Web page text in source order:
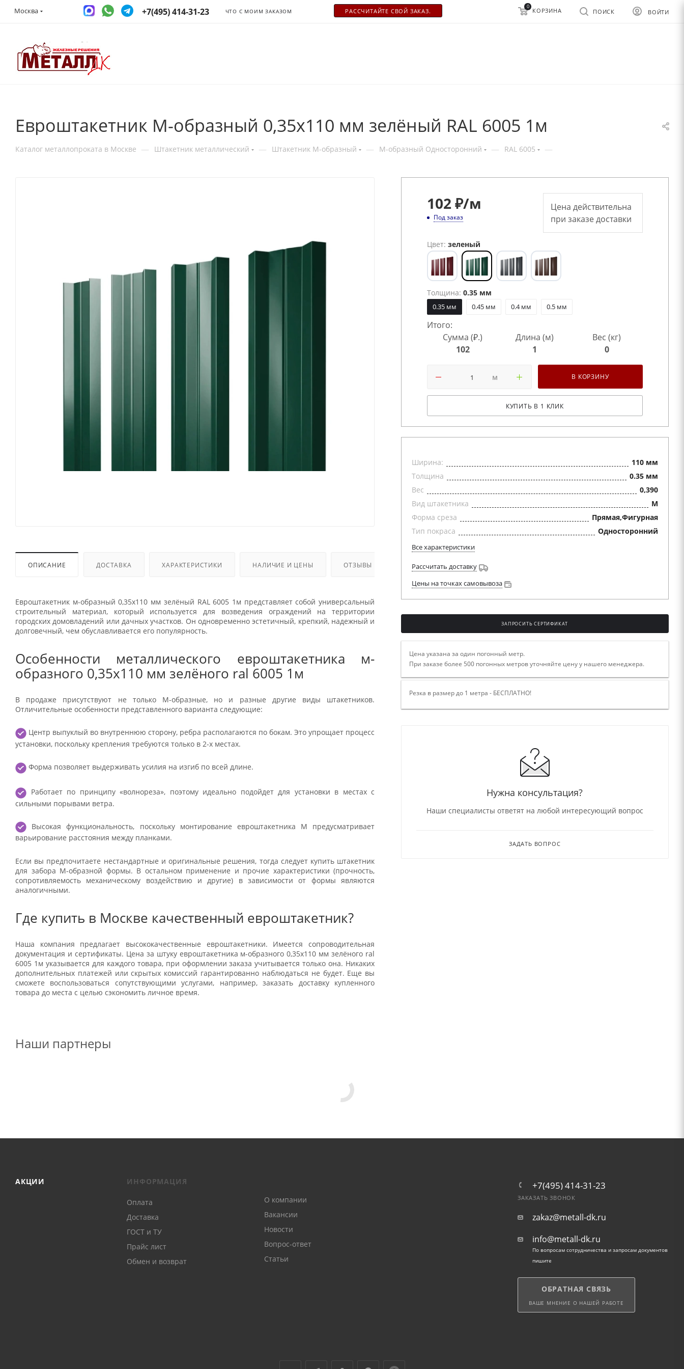
Москва +7(495) 414-31-23 ЧТО С МОИМ ЗАКАЗОМ РАСCЧИТАЙТЕ СВОЙ ЗАКАЗ. ВОЙТИ
ПОИСК
0
КОРЗИНА
Евроштакетник М-образный 0,35x110 мм зелёный RAL 6005 1м
Каталог металлопроката в Москве — Штакетник металлический — Штакетник М-образный — М-образный Односторонний — RAL 6005 —
ОПИСАНИЕ ДОСТАВКА ХАРАКТЕРИСТИКИ НАЛИЧИЕ И ЦЕНЫ ОТЗЫВЫ
Евроштакетник м-образный 0,35x110 мм зелёный RAL 6005 1м представляет собой универсальный
строительный материал, который используется для возведения ограждений на территории
городских домовладений или дачных участков. Он одновременно эстетичный, крепкий, надежный и
долговечный, чем обуславливается его популярность.
Особенности металлического евроштакетника м-
образного 0,35x110 мм зелёного ral 6005 1м
В продаже присутствуют не только М-образные, но и разные другие виды штакетников.
Отличительные особенности представленного варианта следующие:
Центр выпуклый во внутреннюю сторону, ребра располагаются по бокам. Это упрощает процесс
установки, поскольку крепления требуются только в 2-х местах.
Форма позволяет выдерживать усилия на изгиб по всей длине.
Работает по принципу «волнореза», поэтому идеально подойдет для установки в местах с
сильными порывами ветра.
Высокая функциональность, поскольку монтирование евроштакетника М предусматривает
варьирование расстояния между планками.
Если вы предпочитаете нестандартные и оригинальные решения, тогда следует купить штакетник
для забора М-образной формы. В остальном применение и прочие характеристики (прочность,
сопротивляемость механическому воздействию и другие) в зависимости от формы являются
аналогичными.
Где купить в Москве качественный евроштакетник?
Наша компания предлагает высококачественные евроштакетники. Имеется сопроводительная
документация и сертификаты. Цена за штуку евроштакетника м-образного 0,35x110 мм зелёного ral
6005 1м указывается для каждого товара, при оформлении заказа учитывается только она. Никаких
дополнительных платежей или скрытых комиссий гарантированно наблюдаться не будет. Еще вы
сможете воспользоваться сопутствующими услугами, например, заказать доставку купленного
товара до места с целью сэкономить личное время.
102 ₽/м
Под заказ
Цена действительна
при заказе доставки
Цвет: зеленый
Толщина: 0.35 мм
0.35 мм 0.45 мм 0.4 мм 0.5 мм
Итого:
Сумма (₽.)
102
Длина (м)
1
Вес (кг)
0
м В КОРЗИНУ
КУПИТЬ В 1 КЛИК
Ширина:
110 мм
Толщина
0.35 мм
Вес
0,390
Вид штакетника
М
Форма среза
Прямая,Фигурная
Тип покраса
Односторонний
Все характеристики
Рассчитать доставку
Цены на точках самовывоза
ЗАПРОСИТЬ СЕРТИФИКАТ
Цена указана за один погонный метр.
При заказе более 500 погонных метров уточняйте цену у нашего менеджера.
Резка в размер до 1 метра - БЕСПЛАТНО!
Нужна консультация?
Наши специалисты ответят на любой интересующий вопрос
ЗАДАТЬ ВОПРОС
Наши партнеры
АКЦИИ ИНФОРМАЦИЯ
Оплата
Доставка
ГОСТ и ТУ
Прайс лист
Обмен и возврат
О компании
Вакансии
Новости
Вопрос-ответ
Статьи
+7(495) 414-31-23
ЗАКАЗАТЬ ЗВОНОК
zakaz@metall-dk.ru
info@metall-dk.ru
По вопросам сотрудничества и запросам документов
пишите
ОБРАТНАЯ СВЯЗЬ
ВАШЕ МНЕНИЕ О НАШЕЙ РАБОТЕ